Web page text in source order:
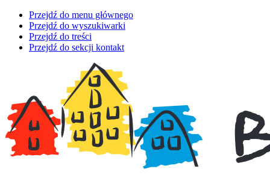
Przejdź do menu głównego
Przejdź do wyszukiwarki
Przejdź do treści
Przejdź do sekcji kontakt